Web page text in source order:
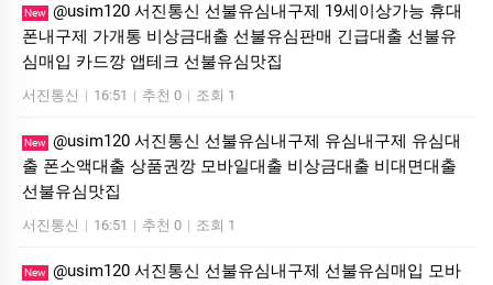
New @usim120 서진통신 선불유심내구제 19세이상가능 휴대
폰내구제 가개통 비상금대출 선불유심판매 긴급대출 선불유
심매입 카드깡 앱테크 선불유심맛집
서진통신 | 16:51 | 추천 0 | 조회 1
New @usim120 서진통신 선불유심내구제 유심내구제 유심대
출 폰소액대출 상품권깡 모바일대출 비상금대출 비대면대출
선불유심맛집
서진통신 | 16:51 | 추천 0 | 조회 1
New @usim120 서진통신 선불유심내구제 선불유심매입 모바